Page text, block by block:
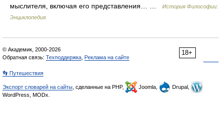
мыслителя, включая его представления… …
История Философии:
Энциклопедия
18+
© Академик, 2000-2026
Обратная связь: Техподдержка Реклама на сайте
👣 Путешествия
Экспорт словарей на сайты , сделанные на PHP, Joomla,
Drupal,
WordPress, MODx.